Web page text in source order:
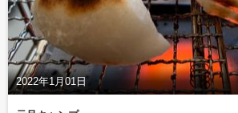
2022年1月01日